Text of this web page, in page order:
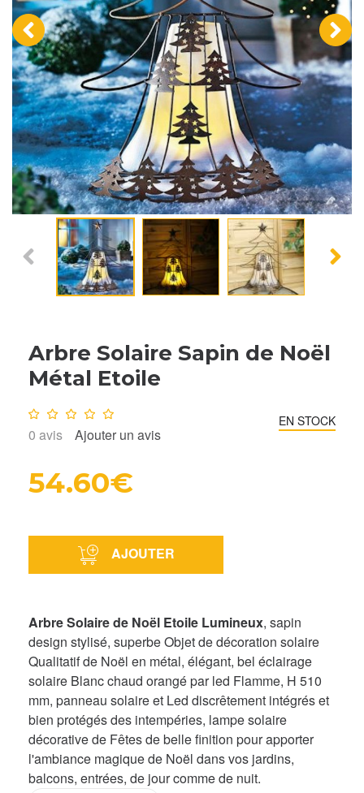
‹ ›
Arbre Solaire Sapin de Noël
Métal Etoile
Note : 0/10
0 avis Ajouter un avis
EN STOCK
54.60€
AJOUTER
Arbre Solaire de Noël Etoile Lumineux, sapin
design stylisé, superbe Objet de décoration solaire
Qualitatif de Noël en métal, élégant, bel éclairage
solaire Blanc chaud orangé par led Flamme, H 510
mm, panneau solaire et Led discrêtement intégrés et
bien protégés des intempéries, lampe solaire
décorative de Fêtes de belle finition pour apporter
l'ambiance magique de Noël dans vos jardins,
balcons, entrées, de jour comme de nuit.